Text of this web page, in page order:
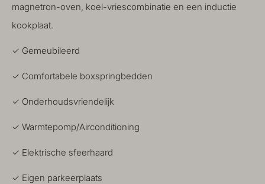
magnetron-oven, koel-vriescombinatie en een inductie
kookplaat.
✓ Gemeubileerd
✓ Comfortabele boxspringbedden
✓ Onderhoudsvriendelijk
✓ Warmtepomp/Airconditioning
✓ Elektrische sfeerhaard
✓ Eigen parkeerplaats